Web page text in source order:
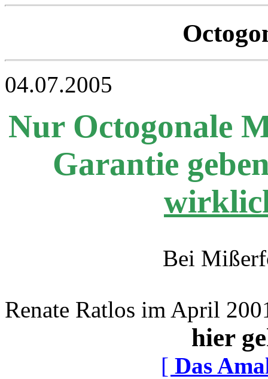
04.07.2005
Nur Octogonale
Garantie
Bei
Renate Ratlos im April
hier
[ Das